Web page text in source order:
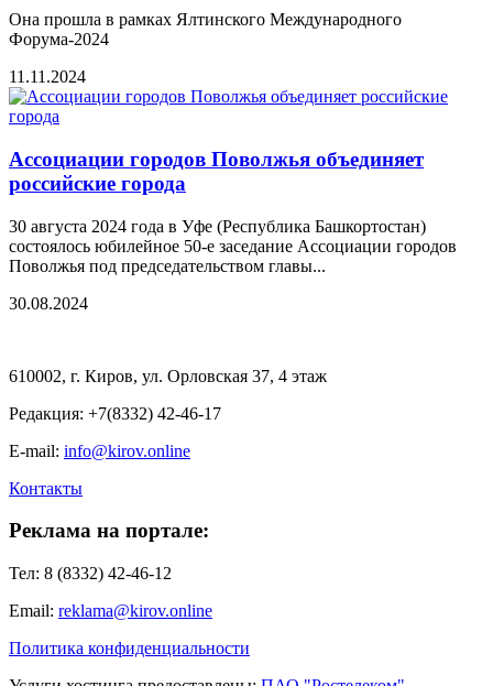
Она прошла в рамках Ялтинского Международного
Форума-2024
11.11.2024
Ассоциации городов Поволжья объединяет
российские города
30 августа 2024 года в Уфе (Республика Башкортостан)
состоялось юбилейное 50-е заседание Ассоциации городов
Поволжья под председательством главы...
30.08.2024
610002, г. Киров, ул. Орловская 37, 4 этаж
Редакция: +7(8332) 42-46-17
E-mail: info@kirov.online
Контакты
Реклама на портале:
Тел: 8 (8332) 42-46-12
Email: reklama@kirov.online
Политика конфиденциальности